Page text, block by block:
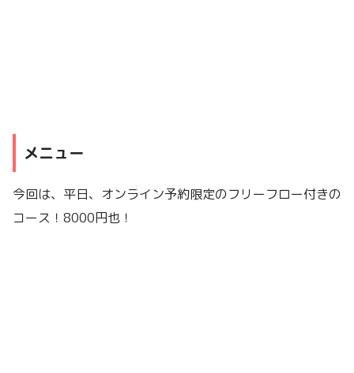
メニュー
今回は、平日、オンライン予約限定のフリーフロー付きの
コース！8000円也！